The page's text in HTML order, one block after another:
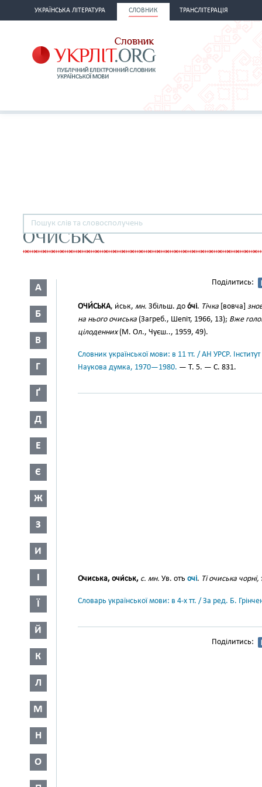
УКРАЇНСЬКА ЛІТЕРАТУРА СЛОВНИК ТРАНСЛІТЕРАЦІЯ
ОЧИСЬКА
А
Б
В
Г
Ґ
Д
Е
Є
Ж
З
И
І
Ї
Й
К
Л
М
Н
О
Поділитись:
ОЧИ́СЬКА, и́ськ, мн. Збільш. до о́чі. Тічка [вовча]
на нього очиська (Загреб., Шепіт, 1966, 13); Вже
цілоденних(М. Ол., Чуєш.., 1959, 49).
Словник української мови: в 11 тт. / АН УРСР.
Наукова думка, 1970—1980. — Т. 5. — С. 831.
Очиська, очи́ськ, с. мн. Ув. отъ очі. Ті очиська
Словарь української мови: в 4-х тт. / За ред. Б.
Поділитись: